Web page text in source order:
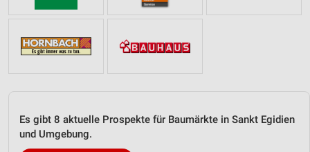
Es gibt 8 aktuelle Prospekte für Baumärkte in Sankt Egidien
und Umgebung.